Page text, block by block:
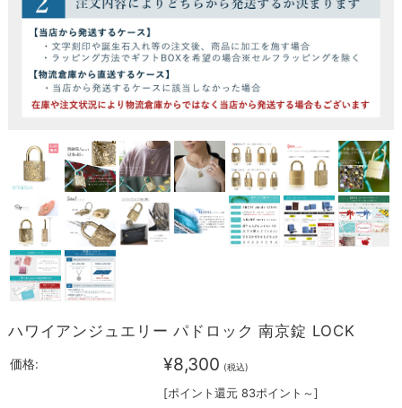
ハワイアンジュエリー パドロック 南京錠 LOCK
価格: ¥8,300 (税込)
[ポイント還元 83ポイント～]